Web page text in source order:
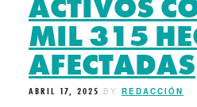
ACTIVOS
MIL 315
AFECTADAS
ABRIL 17, 2025 BY REDACCIÓN